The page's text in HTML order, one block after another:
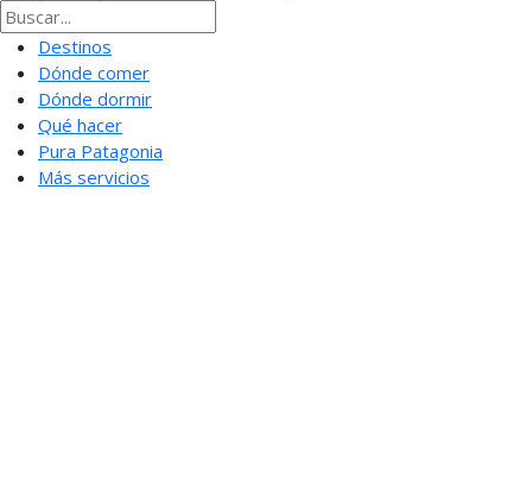
Destinos
Dónde comer
Dónde dormir
Qué hacer
Pura Patagonia
Más servicios